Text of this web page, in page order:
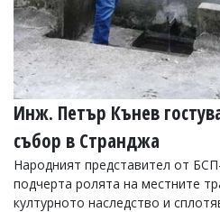
Инж. Петър Кънев
събор в Странджа
Народният представител от
подчерта ролята на местните
културното наследство и